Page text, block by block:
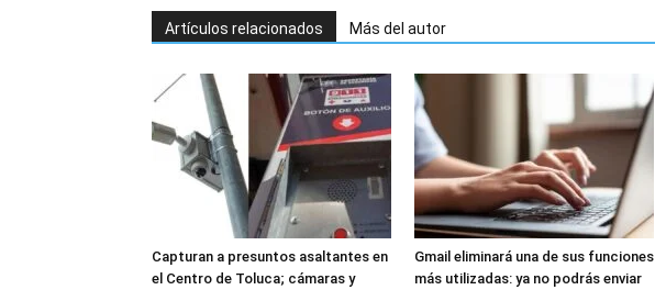
Artículos relacionados Más del autor
Capturan a presuntos asaltantes en
el Centro de Toluca; cámaras y
Gmail eliminará una de sus funciones
más utilizadas: ya no podrás enviar